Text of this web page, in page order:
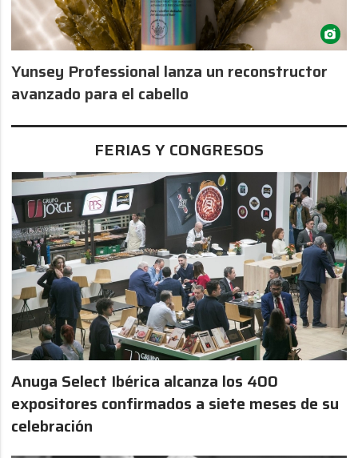
Yunsey Professional lanza un reconstructor
avanzado para el cabello
FERIAS Y CONGRESOS
Anuga Select Ibérica alcanza los 400
expositores confirmados a siete meses de su
celebración